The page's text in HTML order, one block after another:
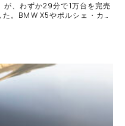
、わずか29分で1万台を完売
。BMW X5やポルシェ・カイ
トとし、圧倒的な動力性能と
挑んでいる。